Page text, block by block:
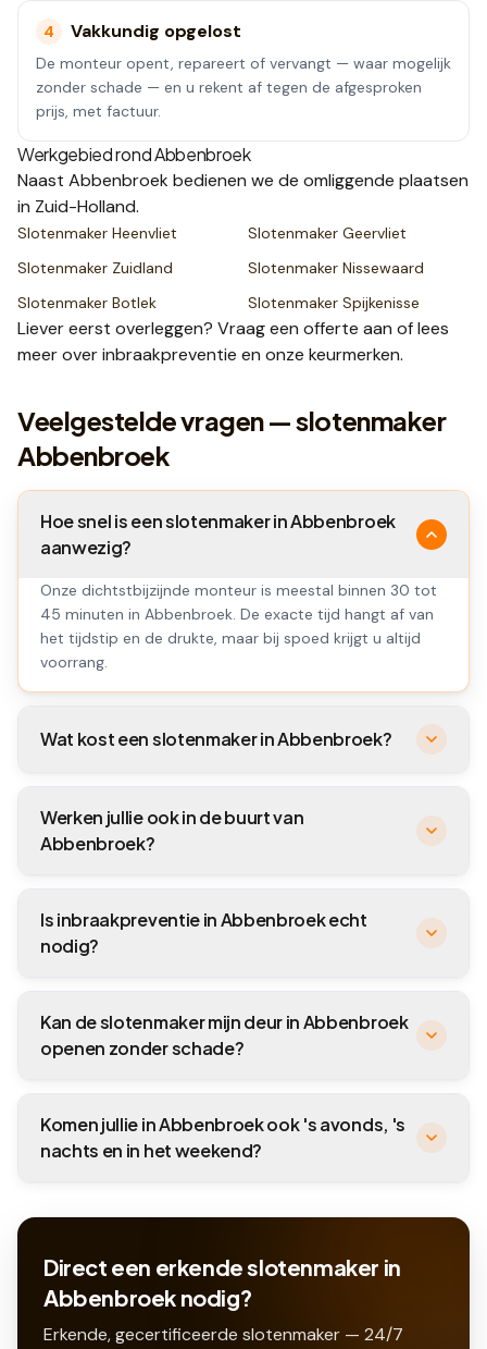
4 Vakkundig opgelost
De monteur opent, repareert of vervangt — waar mogelijk
zonder schade — en u rekent af tegen de afgesproken
prijs, met factuur.
Werkgebied rondAbbenbroek
Naast Abbenbroek bedienen we de omliggende plaatsen
in Zuid-Holland.
Slotenmaker Heenvliet Slotenmaker Geervliet
Slotenmaker Zuidland Slotenmaker Nissewaard
Slotenmaker Botlek Slotenmaker Spijkenisse
Liever eerst overleggen? Vraag een offerte aan of lees
meer overinbraakpreventie en onze keurmerken.
Veelgestelde vragen — slotenmaker
Abbenbroek
Hoe snel is een slotenmaker in Abbenbroek
aanwezig?
Onze dichtstbijzijnde monteur is meestal binnen 30 tot
45 minuten in Abbenbroek. De exacte tijd hangt af van
het tijdstip en de drukte, maar bij spoed krijgt u altijd
voorrang.
Wat kost een slotenmaker in Abbenbroek?
Werken jullie ook in de buurt van
Abbenbroek?
Is inbraakpreventie in Abbenbroek echt
nodig?
Kan de slotenmaker mijn deur in Abbenbroek
openen zonder schade?
Komen jullie in Abbenbroek ook 's avonds, 's
nachts en in het weekend?
Direct een erkende slotenmaker in
Abbenbroek nodig?
Erkende, gecertificeerde slotenmaker — 24/7